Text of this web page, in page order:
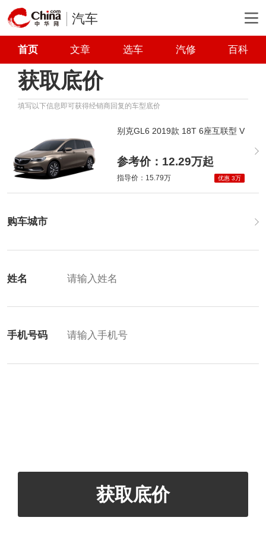
汽车
首页 文章 选车 汽修 百科
获取底价
填写以下信息即可获得经销商回复的车型底价
别克GL6 2019款 18T 6座互联型 V
参考价：12.29万起
指导价：15.79万 优惠 3万
购车城市
姓名
手机号码
获取底价